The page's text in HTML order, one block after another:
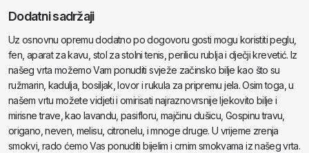
Dodatni sadržaji
Uz osnovnu opremu dodatno po dogovoru gosti mogu koristiti peglu,
fen, aparat za kavu, stol za stolni tenis, perilicu rublja i dječji krevetić. Iz
našeg vrta možemo Vam ponuditi svježe začinsko bilje kao što su
ružmarin, kadulja, bosiljak, lovor i rukula za pripremu jela. Osim toga, u
našem vrtu možete vidjeti i omirisati najraznovrsnije ljekovito bilje i
mirisne trave, kao lavandu, pasifloru, majčinu dušicu, Gospinu travu,
origano, neven, melisu, citronelu, i mnoge druge. U vrijeme zrenja
smokvi, rado ćemo Vas ponuditi bijelim i crnim smokvama iz našeg vrta.